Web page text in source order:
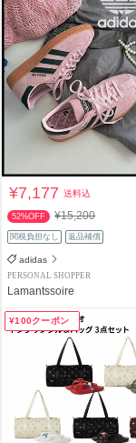
¥7,177送料込
52%OFF ¥15,200
関税負担なし 返品補償
adidas
PERSONAL SHOPPER
Lamantssoire
¥100クーポン